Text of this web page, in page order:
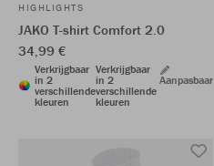
HIGHLIGHTS
JAKO T-shirt Comfort 2.0
34,99 €
Verkrijgbaar
in 2
verschillende
kleuren
Verkrijgbaar
in 2
verschillende
kleuren
Aanpasbaar